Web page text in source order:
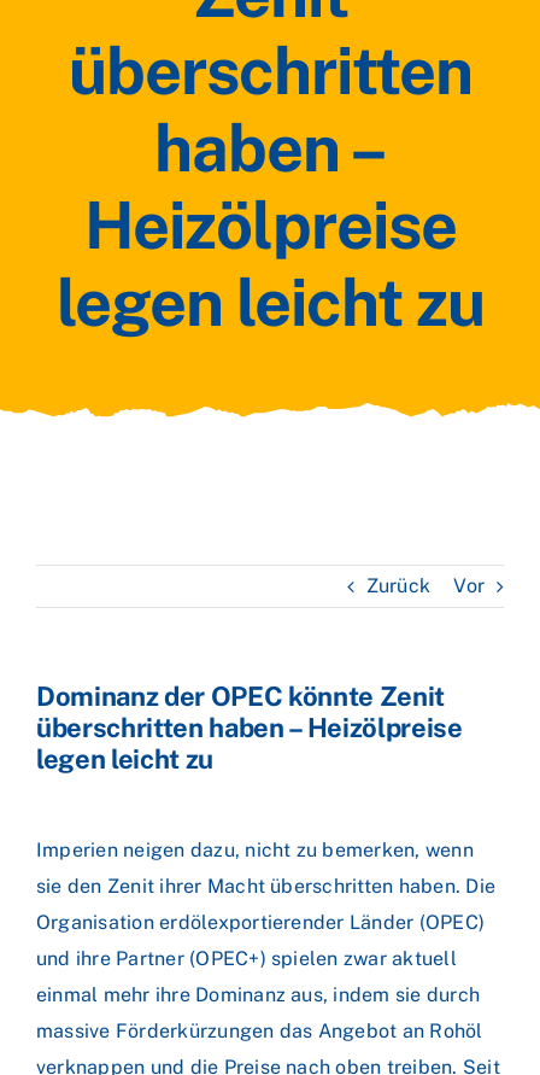
überschritten
haben –
Heizölpreise
legen leicht zu
Zurück Vor
Dominanz der OPEC könnte Zenit
überschritten haben – Heizölpreise
legen leicht zu
Imperien neigen dazu, nicht zu bemerken, wenn
sie den Zenit ihrer Macht überschritten haben. Die
Organisation erdölexportierender Länder (OPEC)
und ihre Partner (OPEC+) spielen zwar aktuell
einmal mehr ihre Dominanz aus, indem sie durch
massive Förderkürzungen das Angebot an Rohöl
verknappen und die Preise nach oben treiben. Seit